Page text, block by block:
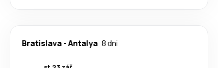
Bratislava-Antalya 8 dni